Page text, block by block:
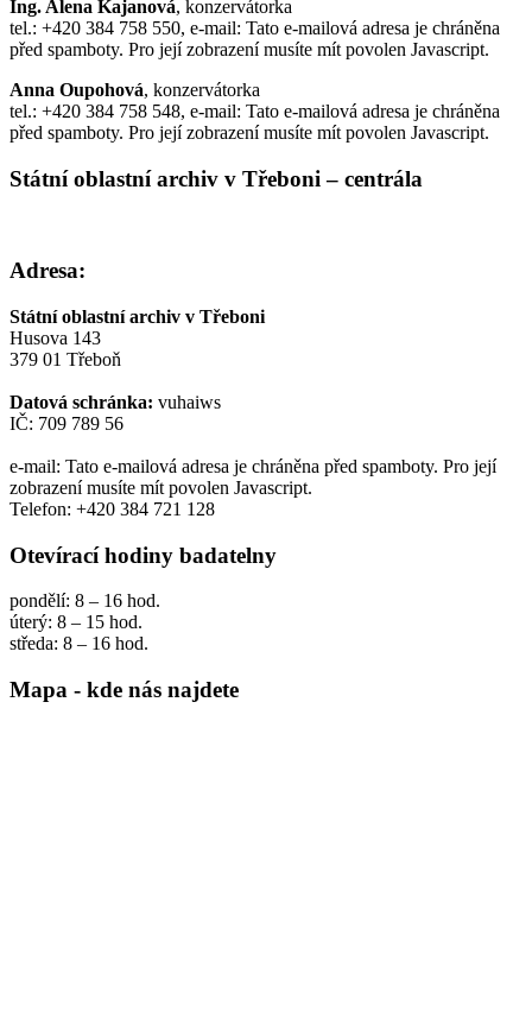
Ing. Alena Kajanová, konzervátorka
tel.: +420 384 758 550, e-mail: Tato e-mailová adresa je chráněna
před spamboty. Pro její zobrazení musíte mít povolen Javascript.
Anna Oupohová, konzervátorka
tel.: +420 384 758 548, e-mail: Tato e-mailová adresa je chráněna
před spamboty. Pro její zobrazení musíte mít povolen Javascript.
Státní oblastní archiv v Třeboni – centrála
Adresa:
Státní oblastní archiv v Třeboni
Husova 143
379 01 Třeboň
Datová schránka: vuhaiws
IČ: 709 789 56
e-mail: Tato e-mailová adresa je chráněna před spamboty. Pro její
zobrazení musíte mít povolen Javascript.
Telefon: +420 384 721 128
Otevírací hodiny badatelny
pondělí: 8 – 16 hod.
úterý: 8 – 15 hod.
středa: 8 – 16 hod.
Mapa - kde nás najdete